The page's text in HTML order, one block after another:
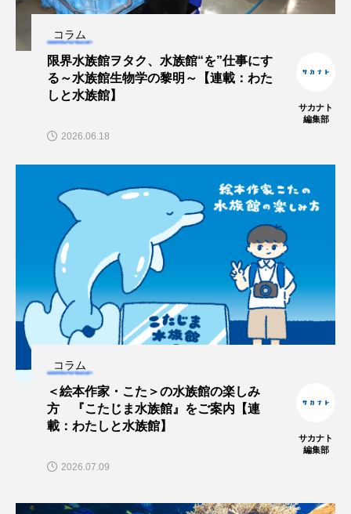
スルメイカ ズワイガニ セイウチ
ソトオリイワシ
タカラガイ タガメ タコ タコクラゲ
タコブネ タチウオ タナゴ
タラバガニ ダイオウイカ ダイオウカサゴ
ダイサギ ダンゴウオ チゴガニ チヌ
チョウクラゲ チョウザメ
ツキヒハナダイ テナガエビ デンキウナギ
トゲウオ トド
トラフザメ
ドキュメンタリー ドジョウ ドスイカ
コラム
限界水族館ヲタク、水族館“を”仕事にす
る～水族館生物学の黎明～【連載：わた
しと水族館】
サカナト
編集部
2026.06.18
コラム
＜絵本作家・こた＞の水族館の楽しみ
方 『こたじま水族館』をご案内【連
載：わたしと水族館】
サカナト
編集部
2026.07.09